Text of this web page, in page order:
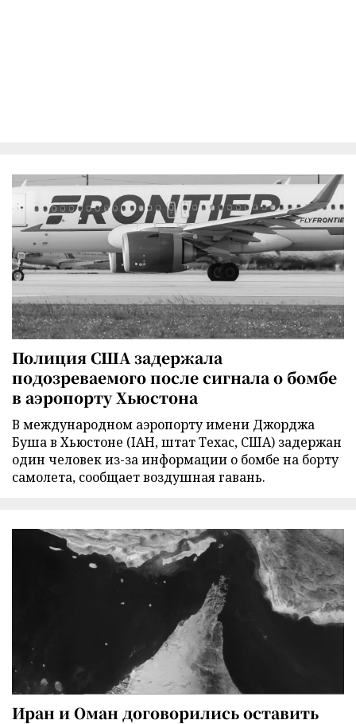
Полиция США задержала
подозреваемого после сигнала о бомбе
в аэропорту Хьюстона
В международном аэропорту имени Джорджа
Буша в Хьюстоне (IAH, штат Техас, США) задержан
один человек из-за информации о бомбе на борту
самолета, сообщает воздушная гавань.
Иран и Оман договорились оставить